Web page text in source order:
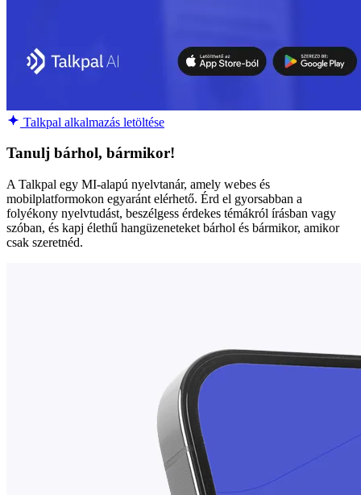
Talkpal alkalmazás letöltése
Tanulj bárhol, bármikor!
A Talkpal egy MI-alapú nyelvtanár, amely webes és
mobilplatformokon egyaránt elérhető. Érd el gyorsabban a
folyékony nyelvtudást, beszélgess érdekes témákról írásban vagy
szóban, és kapj élethű hangüzeneteket bárhol és bármikor, amikor
csak szeretnéd.